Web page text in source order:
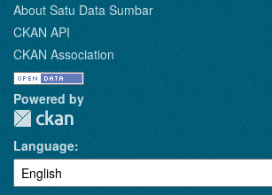
About Satu Data Sumbar
CKAN API
CKAN Association
Powered by
Language